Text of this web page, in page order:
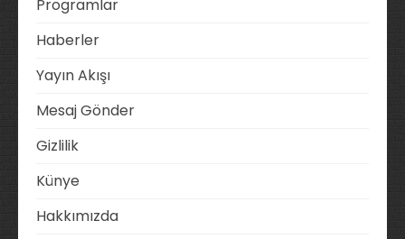
Programlar
Haberler
Yayın Akışı
Mesaj Gönder
Gizlilik
Künye
Hakkımızda